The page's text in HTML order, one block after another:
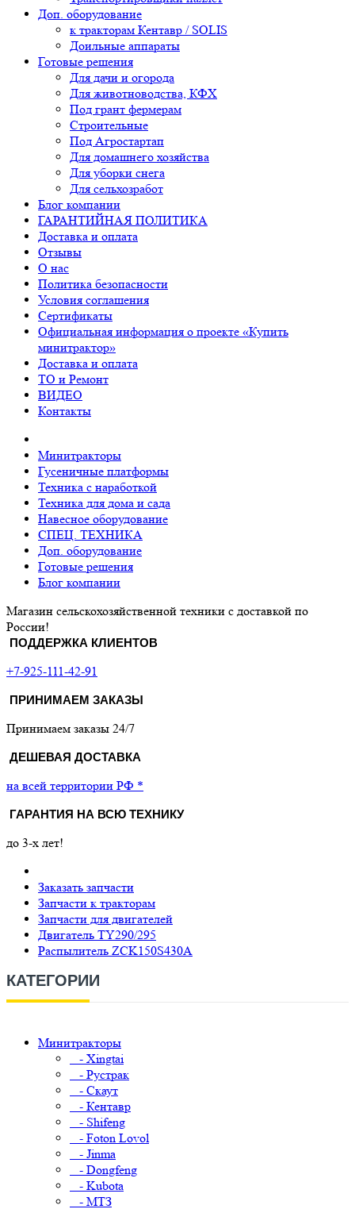
Доп. оборудование
к тракторам Кентавр / SOLIS
Доильные аппараты
Готовые решения
Для дачи и огорода
Для животноводства, КФХ
Под грант фермерам
Строительные
Под Агростартап
Для домашнего хозяйства
Для уборки снега
Для сельхозработ
Блог компании
ГАРАНТИЙНАЯ ПОЛИТИКА
Доставка и оплата
Отзывы
О нас
Политика безопасности
Условия соглашения
Сертификаты
Официальная информация о проекте «Купить
минитрактор»
Доставка и оплата
ТО и Ремонт
ВИДЕО
Контакты
Минитракторы
Гусеничные платформы
Техника с наработкой
Техника для дома и сада
Навесное оборудование
СПЕЦ. ТЕХНИКА
Доп. оборудование
Готовые решения
Блог компании
Магазин сельскохозяйственной техники с доставкой по
России!
ПОДДЕРЖКА КЛИЕНТОВ
+7-925-111-42-91
ПРИНИМАЕМ ЗАКАЗЫ
Принимаем заказы 24/7
ДЕШЕВАЯ ДОСТАВКА
на всей территории РФ *
ГАРАНТИЯ НА ВСЮ ТЕХНИКУ
до 3-х лет!
Заказать запчасти
Запчасти к тракторам
Запчасти для двигателей
Двигатель TY290/295
Распылитель ZCK150S430A
КАТЕГОРИИ
Минитракторы
- Xingtai
- Рустрак
- Скаут
- Кентавр
- Shifeng
- Foton Lovol
- Jinma
- Dongfeng
- Kubota
- МТЗ